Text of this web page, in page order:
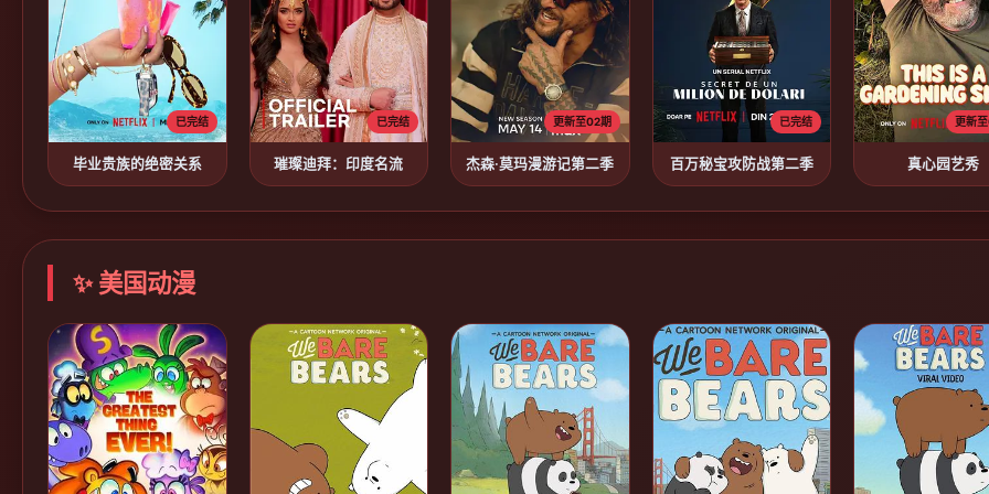
已完结
毕业贵族的绝密关系
已完结
璀璨迪拜：印度名流
更新至02期
杰森·莫玛漫游记第二季
已完结
百万秘宝攻防战第二季
更新
真心园艺秀
✨ 美国动漫